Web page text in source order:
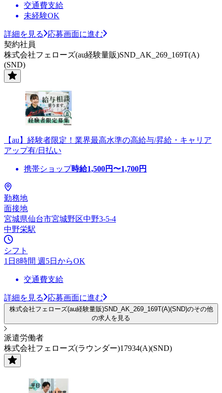
交通費支給
未経験OK
詳細を見る
応募画面に進む
契約社員
株式会社フェローズ(au経験量販)SND_AK_269_169T(A)
(SND)
【au】経験者限定！業界最高水準の高給与/昇給・キャリア
アップ有/日払い
携帯ショップ時給1,500円〜1,700円
勤務地
面接地
宮城県仙台市宮城野区中野3-5-4
中野栄駅
シフト
1日8時間 週5日からOK
交通費支給
詳細を見る 応募画面に進む
株式会社フェローズ(au経験量販)SND_AK_269_169T(A)(SND)のその他
の求人を見る
派遣労働者
株式会社フェローズ(ラウンダー)17934(A)(SND)